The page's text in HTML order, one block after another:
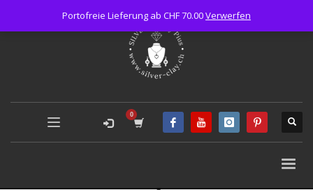
Portofreie Lieferung ab CHF 70.00Verwerfen